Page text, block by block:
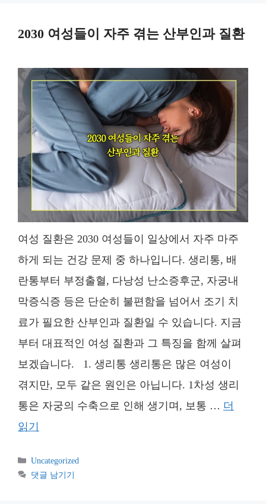
2030 여성들이 자주 겪는 산부인과 질환
여성 질환은 2030 여성들이 일상에서 자주 마주
하게 되는 건강 문제 중 하나입니다. 생리통, 배
란통부터 부정출혈, 다낭성 난소증후군, 자궁내
막증식증 등은 단순히 불편함을 넘어서 조기 치
료가 필요한 산부인과 질환일 수 있습니다. 지금
부터 대표적인 여성 질환과 그 특징을 함께 살펴
보겠습니다. 1. 생리통 생리통은 많은 여성이
겪지만, 모두 같은 원인은 아닙니다. 1차성 생리
통은 자궁의 수축으로 인해 생기며, 보통 … 더
읽기
카
테
Uncategorized
댓글 남기기